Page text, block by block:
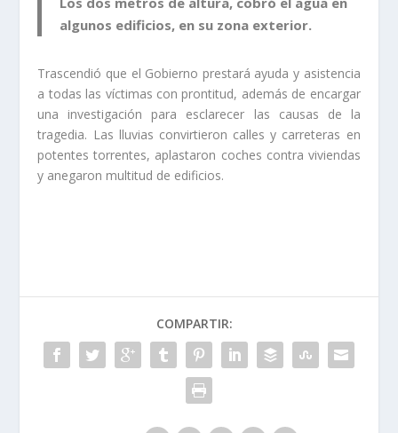
algunos edificios, en su zona exterior.
Trascendió que el Gobierno prestará ayuda y asistencia
a todas las víctimas con prontitud, además de encargar
una investigación para esclarecer las causas de la
tragedia. Las lluvias convirtieron calles y carreteras en
potentes torrentes, aplastaron coches contra viviendas
y anegaron multitud de edificios.
COMPARTIR: